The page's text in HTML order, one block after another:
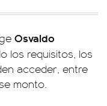
Osvaldo
los requisitos, los
acceder, entre
monto.